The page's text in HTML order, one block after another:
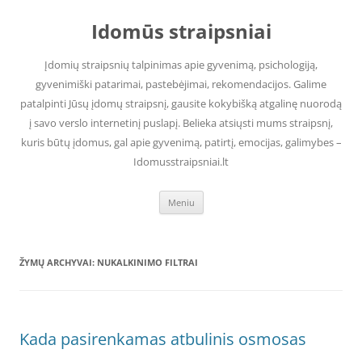
Idomūs straipsniai
Įdomių straipsnių talpinimas apie gyvenimą, psichologiją,
gyvenimiški patarimai, pastebėjimai, rekomendacijos. Galime
patalpinti Jūsų įdomų straipsnį, gausite kokybišką atgalinę nuorodą
į savo verslo internetinį puslapį. Belieka atsiųsti mums straipsnį,
kuris būtų įdomus, gal apie gyvenimą, patirtį, emocijas, galimybes –
Idomusstraipsniai.lt
Meniu
ŽYMŲ ARCHYVAI: NUKALKINIMO FILTRAI
Kada pasirenkamas atbulinis osmosas